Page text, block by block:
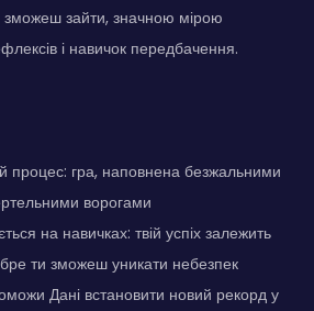
зможеш зайти, значною мірою
і навичок передбачення.
процес: гра, наповнена безжальними
ворогами
на навичках: твій успіх залежить
ти зможеш уникати небезпек
Дані встановити новий рекорд у